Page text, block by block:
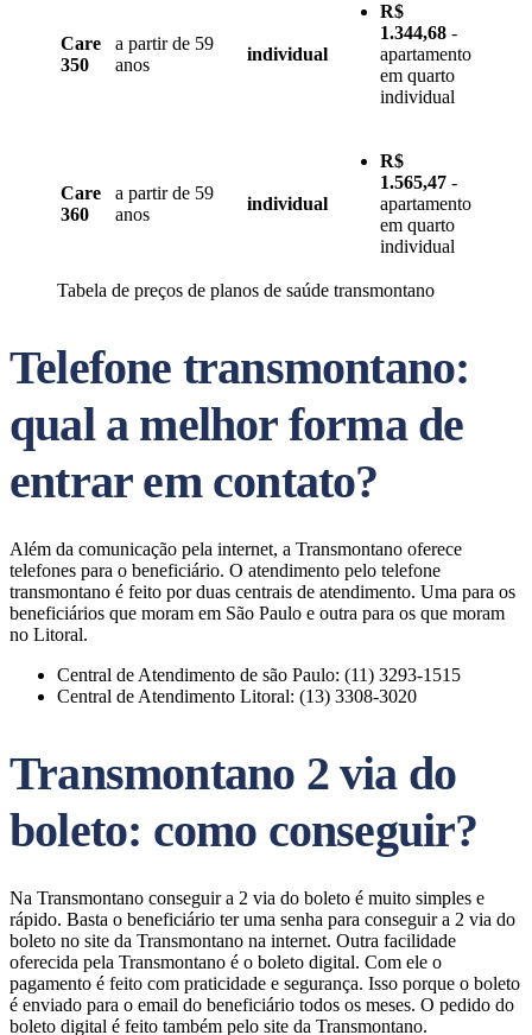
Care
350
a partir de 59
anos
individual
R$
1.344,68 -
apartamento
em quarto
individual
Care
360
a partir de 59
anos
individual
R$
1.565,47 -
apartamento
em quarto
individual
Tabela de preços de planos de saúde transmontano
Telefone transmontano:
qual a melhor forma de
entrar em contato?
Além da comunicação pela internet, a Transmontano oferece
telefones para o beneficiário. O atendimento pelo telefone
transmontano é feito por duas centrais de atendimento. Uma para os
beneficiários que moram em São Paulo e outra para os que moram
no Litoral.
Central de Atendimento de são Paulo: (11) 3293-1515
Central de Atendimento Litoral: (13) 3308-3020
Transmontano 2 via do
boleto: como conseguir?
Na Transmontano conseguir a 2 via do boleto é muito simples e
rápido. Basta o beneficiário ter uma senha para conseguir a 2 via do
boleto no site da Transmontano na internet. Outra facilidade
oferecida pela Transmontano é o boleto digital. Com ele o
pagamento é feito com praticidade e segurança. Isso porque o boleto
é enviado para o email do beneficiário todos os meses. O pedido do
boleto digital é feito também pelo site da Transmontano.